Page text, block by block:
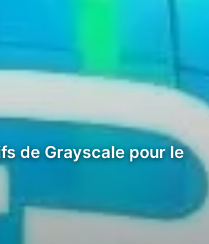
de Grayscale pour le